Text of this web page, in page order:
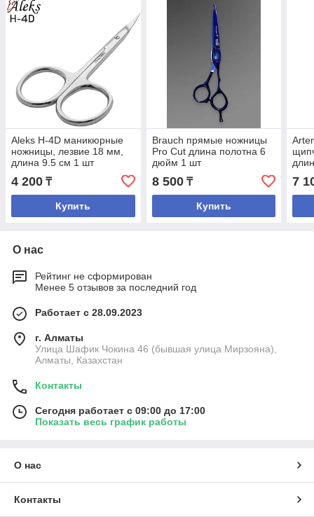
Aleks H-4D маникюрные
ножницы, лезвие 18 мм,
длина 9.5 см 1 шт
4 200 ₸
Купить
Brauch прямые ножницы
Pro Cut длина полотна 6
дюйм 1 шт
8 500₸
Купить
7
О нас
Рейтинг не сформирован
Менее 5 отзывов за последний год
Работает с 28.09.2023
г. Алматы
Улица Шафик Чокина 46 (бывшая улица Мирзояна),
Алматы, Казахстан
Контакты
Сегодня работает с 09:00 до 17:00
Показать весь график работы
О нас
Контакты